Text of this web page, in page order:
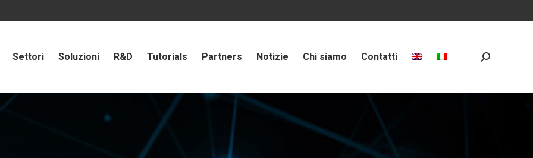
Settori Soluzioni R&D Tutorials Partners Notizie Chi siamo Contatti Search: